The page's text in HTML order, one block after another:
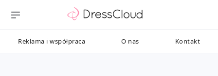
Reklama i współpraca O nas Kontakt